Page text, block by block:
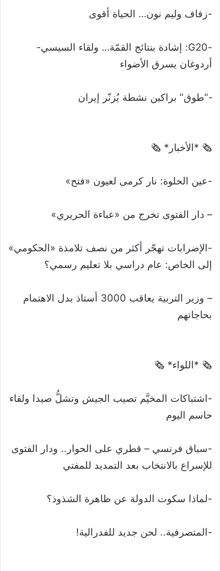
-زفاف وليم نون… الحياة أقوى
-G20: إشادة بنتائج القمّة… ولقاء السيسي-
أردوغان يسرق الأضواء
-“طوق” براكين نشطة يُزنّر إيران
🗞 *الأخبار* 🗞
-عين الحلوة: نار كرمى لعيون «فتح»
– دار الفتوى تخرج من «عباءة الحريري»
-الإضرابات تهجّر أكثر من نصف تلامذة «الحكومي»
إلى الخاص: عام دراسي بلا تعليم رسمي؟
– وزير التربية يعاقب 3000 أستاذ بدل الاهتمام
بحاجاتهم
🗞 *اللواء* 🗞
-اشتباكات المخيَّم تصيب الجيش وتشلُّ صيدا ولقاء
حاسم اليوم
-سباق فرنسي – قطري على الحوار.. ودار الفتوى
للإسراع بالانتخاب بعد التمديد للمفتي
-لماذا سكوت الدولة عن ظاهرة الشذوذ؟
-المتصرفية.. لحن جديد للفدرالية!